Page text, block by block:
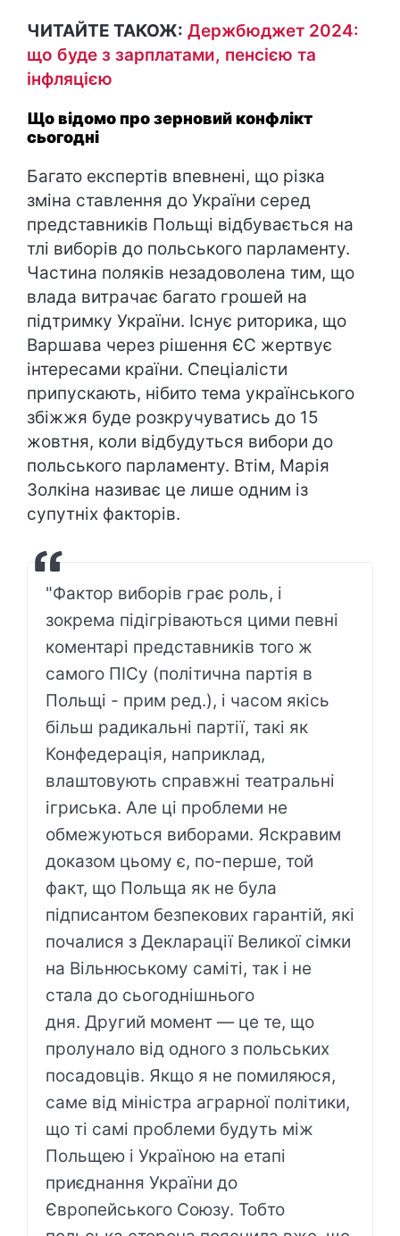
ЧИТАЙТЕ ТАКОЖ: Держбюджет 2024:
що буде з зарплатами, пенсією та
інфляцією
Що відомо про зерновий конфлікт
сьогодні
Багато експертів впевнені, що різка
зміна ставлення до України серед
представників Польщі відбувається на
тлі виборів до польського парламенту.
Частина поляків незадоволена тим, що
влада витрачає багато грошей на
підтримку України. Іcнує риторика, що
Варшава через рішення ЄС жертвує
інтересами країни. Спеціалісти
припускають, нібито тема українського
збіжжя буде розкручуватись до 15
жовтня, коли відбудуться вибори до
польського парламенту. Втім, Марія
Золкіна називає це лише одним із
супутніх факторів.
"Фактор виборів грає роль, і
зокрема підігріваються цими певні
коментарі представників того ж
самого ПІСу (політична партія в
Польщі - прим ред.), і часом якісь
більш радикальні партії, такі як
Конфедерація, наприклад,
влаштовують справжні театральні
ігриська. Але ці проблеми не
обмежуються виборами. Яскравим
доказом цьому є, по-перше, той
факт, що Польща як не була
підписантом безпекових гарантій, які
почалися з Декларації Великої сімки
на Вільнюському саміті, так і не
стала до сьогоднішнього
дня. Другий момент — це те, що
пролунало від одного з польських
посадовців. Якщо я не помиляюся,
саме від міністра аграрної політики,
що ті самі проблеми будуть між
Польщею і Україною на етапі
приєднання України до
Європейського Союзу. Тобто